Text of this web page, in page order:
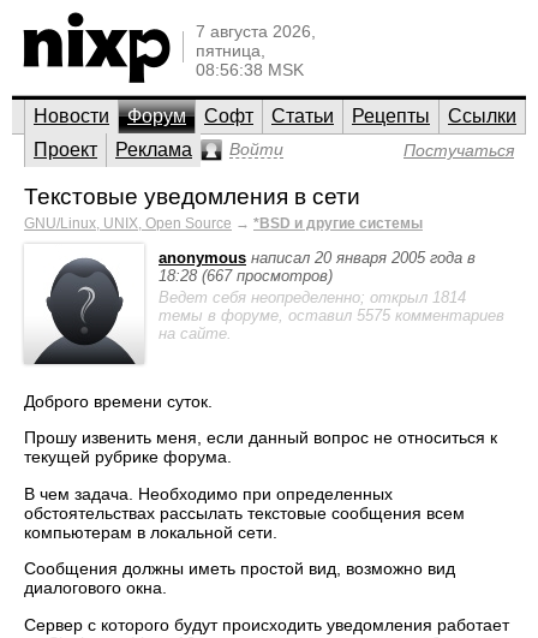
7 августа 2026,
пятница,
08:56:38 MSK
Новости Форум Софт Статьи Рецепты
Ссылки
Проект
Реклама Войти Постучаться
Текстовые уведомления в сети
GNU/Linux, UNIX, Open Source → *BSD и другие системы
anonymous написал 20 января 2005 года в
18:28 (667 просмотров)
Ведет себя неопределенно; открыл 1814
темы в форуме, оставил 5575 комментариев
на сайте.
Доброго времени суток.
Прошу извенить меня, если данный вопрос не относиться к
текущей рубрике форума.
В чем задача. Необходимо при определенных
обстоятельствах рассылать текстовые сообщения всем
компьютерам в локальной сети.
Сообщения должны иметь простой вид, возможно вид
диалогового окна.
Сервер с которого будут происходить уведомления работает